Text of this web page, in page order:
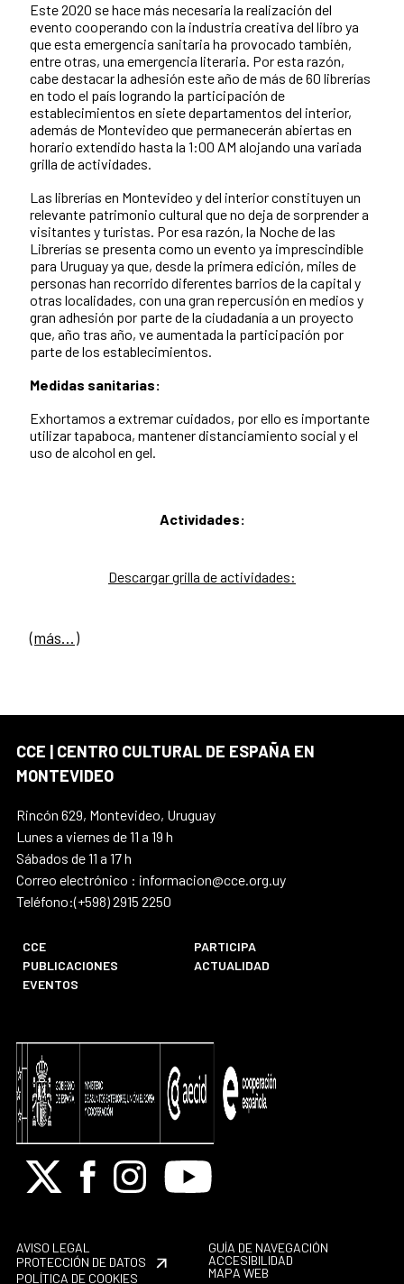
Este 2020 se hace más necesaria la realización del
evento cooperando con la industria creativa del libro ya
que esta emergencia sanitaria ha provocado también,
entre otras, una emergencia literaria. Por esta razón,
cabe destacar la adhesión este año de más de 60 librerías
en todo el país logrando la participación de
establecimientos en siete departamentos del interior,
además de Montevideo que permanecerán abiertas en
horario extendido hasta la 1:00 AM alojando una variada
grilla de actividades.
Las librerías en Montevideo y del interior constituyen un
relevante patrimonio cultural que no deja de sorprender a
visitantes y turistas. Por esa razón, la Noche de las
Librerías se presenta como un evento ya imprescindible
para Uruguay ya que, desde la primera edición, miles de
personas han recorrido diferentes barrios de la capital y
otras localidades, con una gran repercusión en medios y
gran adhesión por parte de la ciudadanía a un proyecto
que, año tras año, ve aumentada la participación por
parte de los establecimientos.
Medidas sanitarias:
Exhortamos a extremar cuidados, por ello es importante
utilizar tapaboca, mantener distanciamiento social y el
uso de alcohol en gel.
Actividades:
Descargar grilla de actividades:
(más…)
CCE | CENTRO CULTURAL DE ESPAÑA EN
MONTEVIDEO
Rincón 629, Montevideo, Uruguay
Lunes a viernes de 11 a 19 h
Sábados de 11 a 17 h
Correo electrónico : informacion@cce.org.uy
Teléfono:(+598) 2915 2250
CCE
PARTICIPA
PUBLICACIONES
ACTUALIDAD
EVENTOS
X FacebookInstagramYoutube
AVISO LEGAL
PROTECCIÓN DE DATOS
POLÍTICA DE COOKIES
GUÍA DE NAVEGACIÓN
ACCESIBILIDAD
MAPA WEB